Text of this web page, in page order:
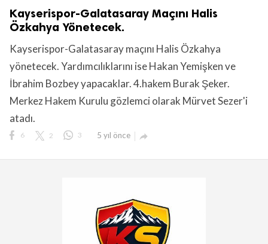
Kayserispor-Galatasaray Maçını Halis
Özkahya Yönetecek.
Kayserispor-Galatasaray maçını Halis Özkahya
yönetecek. Yardımcılıklarını ise Hakan Yemişken ve
İbrahim Bozbey yapacaklar. 4.hakem Burak Şeker.
Merkez Hakem Kurulu gözlemci olarak Mürvet Sezer'i
atadı.
6 2 3 5 yıl önce 